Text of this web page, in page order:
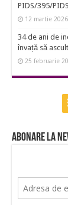
PIDS/395/
12 martie 2026
34 de ani de
învață să
25 februarie
Abonare la